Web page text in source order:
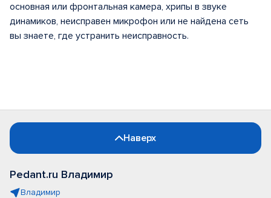
основная или фронтальная камера, хрипы в звуке
динамиков, неисправен микрофон или не найдена сеть
вы знаете, где устранить неисправность.
Наверх
Pedant.ru Владимир
Владимир